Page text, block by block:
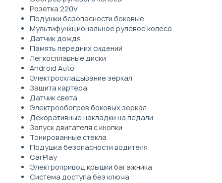
Розетка 220V
Подушки безопасности боковые
Мультифункциональное рулевое колесо
Датчик дождя
Память передних сидений
Легкосплавные диски
Android Auto
Электроскладывание зеркал
Защита картера
Датчик света
Электрообогрев боковых зеркал
Декоративные накладки на педали
Запуск двигателя с кнопки
Тонированные стекла
Подушка безопасности водителя
CarPlay
Электропривод крышки багажника
Система доступа без ключа